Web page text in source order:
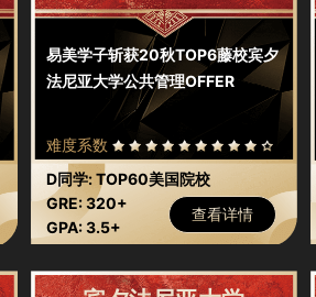
易美学子斩获20秋TOP6藤校宾夕
法尼亚大学公共管理OFFER
难度系数
D同学: TOP60美国院校
GRE: 320+
GPA: 3.5+
查看详情